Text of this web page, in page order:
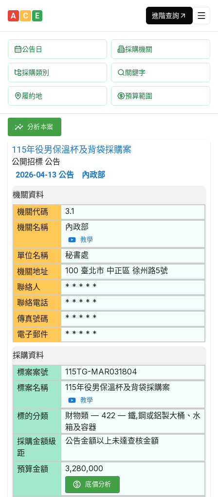
A C E 進階查詢
公告日 採購機關
採購類別 關鍵字
履約地 預算範圍
115年役男保溫杯及背袋採購案 招標公告 | 案號：115TG-
採購類別：財物類 鐵,鋼或鋁製大桶、水箱及容器 | 招標方
分析本案
115年役男保溫杯及背袋採購案
公開招標 公告
2026-04-13 公告 內政部
招標公告詳細內容
機關資料
機關代碼
3.1
機關名稱 內政部
教學
單位名稱 秘書處
機關地址 100 臺北市 中正區 徐州路5號
聯絡人 * * * * *
聯絡電話 * * * * *
傳真號碼 * * * * *
電子郵件 * * * * *
採購資料
標案案號
115TG-MAR031804
標案名稱 115年役男保溫杯及背袋採購案
教學
標的分類
財物類 — 422 — 鐵,鋼或鋁製大桶、水
箱及容器
採購金額級
距
公告金額以上未達查核金額
預算金額 3,280,000
底價分析